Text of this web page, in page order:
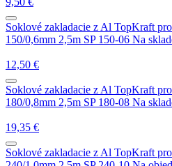
Soklové zakladacie z Al TopKraft
150/0,6mm 2,5m SP 150-06 Na
12,50 €
Soklové zakladacie z Al TopKraft
180/0,8mm 2,5m SP 180-08 Na
19,35 €
Soklové zakladacie z Al TopKraft